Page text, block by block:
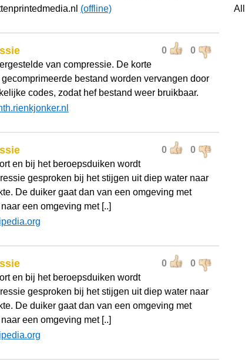
(offline)
0 0
van compressie. De korte
bestand worden vervangen door
codes, zodat hef bestand weer bruikbaar.
0 0
en bij het beroepsduiken wordt
gesproken bij het stijgen uit diep water naar
De duiker gaat dan van een omgeving met
een omgeving met [..]
0 0
en bij het beroepsduiken wordt
gesproken bij het stijgen uit diep water naar
De duiker gaat dan van een omgeving met
een omgeving met [..]